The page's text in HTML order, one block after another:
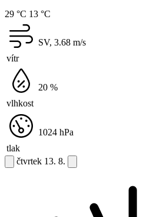
29 °C 13 °C
vítr
SV, 3.68 m/s
vlhkost
20 %
tlak
1024 hPa
čtvrtek 13. 8.